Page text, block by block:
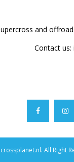
and
Contact us:
All Right